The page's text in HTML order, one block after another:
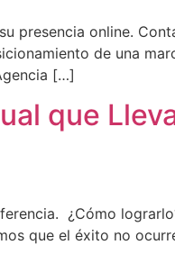
presencia online.
de una
[…]
que
¿Cómo
que el éxito no